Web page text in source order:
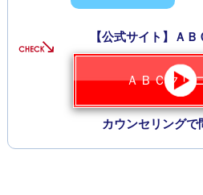
【公式サイト】Ａ
ＡＢＣクリ
カウンセリングで